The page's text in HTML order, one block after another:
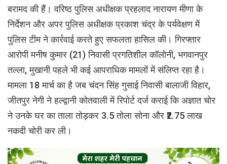
बरामद की हैं। वरिष्ठ पुलिस अधीक्षक प्रहलाद नारायण मीणा के
निर्देशन और अपर पुलिस अधीक्षक प्रकाश चंद्र के पर्यवेक्षण में
पुलिस टीम ने कार्रवाई करते हुए सफलता हासिल की। गिरफ्तार
आरोपी मनीष कुमार (21) निवासी प्रगतिशील कॉलोनी, भगवानपुर
तल्ला, मुखानी पहले भी कई आपराधिक मामलों में संलिप्त रहा है।
मामला 18 मार्च का है जब चंदन सिंह गुसाई निवासी बालाजी विहार,
जीतपुर नेगी ने हल्द्वानी कोतवाली में रिपोर्ट दर्ज कराई कि अज्ञात चोर
ने उनके घर का ताला तोड़कर 3.5 तोला सोना और ₹2.75 लाख
नकदी चोरी कर ली।